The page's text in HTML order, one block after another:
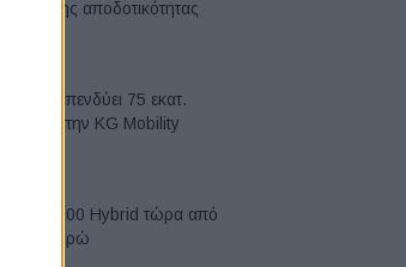
κορυφή της αποδοτικότητας
Η Chery επενδύει 75 εκατ.
δολάρια στην KG Mobility
Το FIAT 500 Hybrid τώρα από
18.990 ευρώ